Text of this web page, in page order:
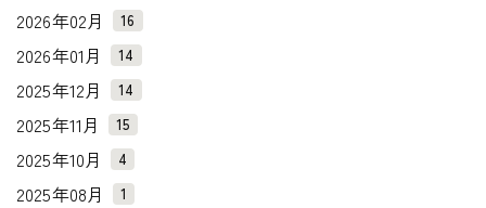
2026年02月 16
2026年01月 14
2025年12月 14
2025年11月 15
2025年10月 4
2025年08月 1